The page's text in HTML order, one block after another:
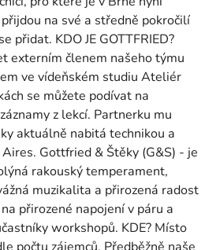
na své a středně pokročilí
přidat. KDO JE GOTTFRIED?
externím členem našeho týmu
ve vídeňském studiu Ateliér
se můžete podívat na
z lekcí. Partnerku mu
aktuálně nabitá technikou a
Gottfried & Štěky (G&S) - je
rakouský temperament,
muzikalita a přirozená radost
přirozené napojení v páru a
workshopů. KDE? Místo